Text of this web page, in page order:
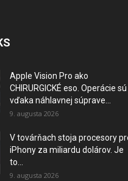
Apple Vision Pro ako
CHIRURGICKÉ eso. Operácie sú
vďaka náhlavnej súprave...
9. augusta 2026
V továrňach stoja procesory
iPhony za miliardu dolárov. Je
to...
9. augusta 2026